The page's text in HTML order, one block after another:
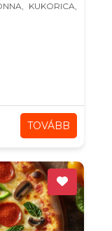
KUKORICA,
TOVÁBB